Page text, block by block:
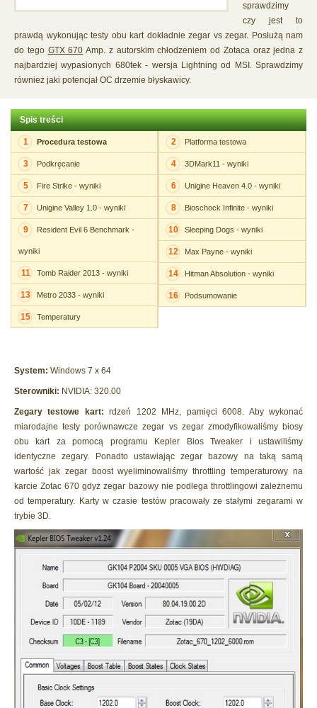
sprawdzimy
czy jest to
prawdą wykonując testy obu kart dokładnie zegar vs zegar. Posłużą nam
do tego GTX 670 Amp. z autorskim chłodzeniem od Zotaca oraz jedna z
najbardziej wypasionych 680tek - wersja Lightning od MSI. Sprawdzimy
również jaki potencjał OC drzemie błyskawicy.
Spis treści
1 Procedura testowa
3 Podkręcanie
5 Fire Strike - wyniki
7 Unigine Valley 1.0 - wyniki
9 Resident Evil 6 Benchmark -
wyniki
11 Tomb Raider 2013 - wyniki
13 Metro 2033 - wyniki
15 Temperatury
2 Platforma testowa
4 3DMark11 - wyniki
6 Unigine Heaven 4.0 - wyniki
8 Bioschock Infinite - wyniki
10 Sleeping Dogs - wyniki
12 Max Payne - wyniki
14 Hitman Absolution - wyniki
16 Podsumowanie
System: Windows 7 x 64
Sterowniki: NVIDIA: 320.00
Zegary testowe kart:rdzeń 1202 MHz, pamięci 6008. Aby wykonać
miarodajne testy porównawcze zegar vs zegar zmodyfikowaliśmy biosy
obu kart za pomocą programu Kepler Bios Tweaker i ustawiliśmy
identyczne zegary. Ponadto ustawiając zegar bazowy na taką samą
wartość jak zegar boost wyeliminowaliśmy throttling temperaturowy na
karcie Zotac 670 gdyż zegar bazowy nie podlega throttlingowi zależnemu
od temperatury. Karty w czasie testów pracowały ze stałymi zegarami w
trybie 3D.